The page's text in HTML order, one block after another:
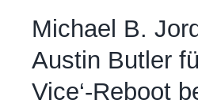
Michael B.
Austin Butler
Vice‘-Reboot